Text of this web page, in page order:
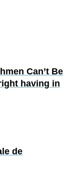
Can’t Be
having in
de